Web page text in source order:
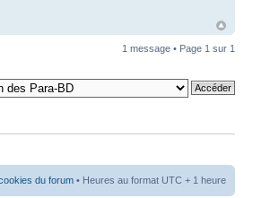
1 message • Page 1 sur 1
du forum • Heures au format UTC + 1 heure